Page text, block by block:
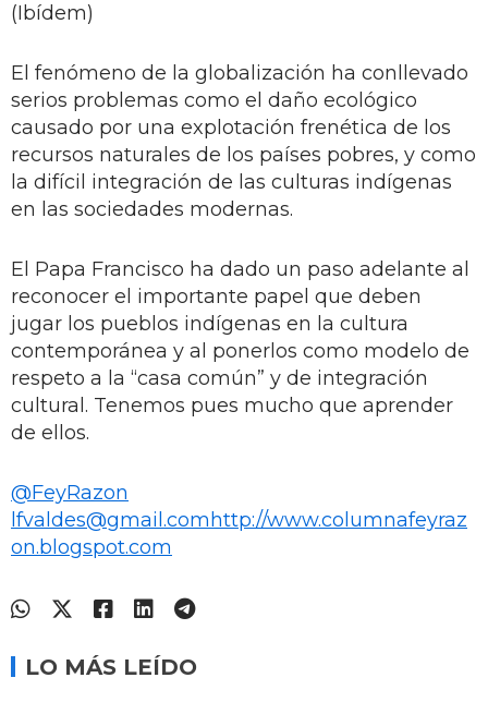
(Ibídem)
El fenómeno de la globalización ha conllevado
serios problemas como el daño ecológico
causado por una explotación frenética de los
recursos naturales de los países pobres, y como
la difícil integración de las culturas indígenas
en las sociedades modernas.
El Papa Francisco ha dado un paso adelante al
reconocer el importante papel que deben
jugar los pueblos indígenas en la cultura
contemporánea y al ponerlos como modelo de
respeto a la “casa común” y de integración
cultural. Tenemos pues mucho que aprender
de ellos.
@FeyRazon
lfvaldes@gmail.com http://www.columnafeyraz
on.blogspot.com
LO MÁS LEÍDO